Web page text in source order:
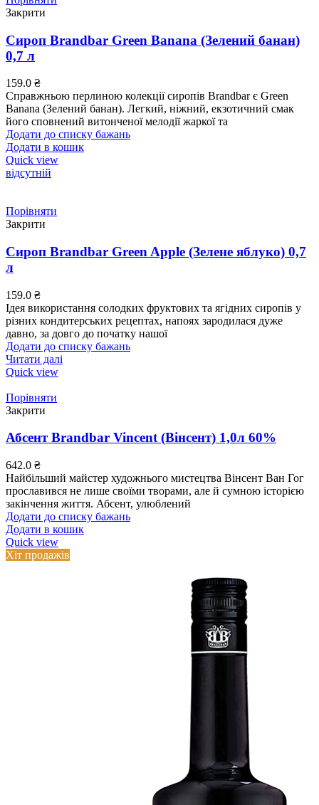
Закрити
Сироп Brandbar Green Banana (Зелений банан)
0,7 л
159.0 ₴
Справжньою перлиною колекції сиропів Brandbar є Green
Banana (Зелений банан). Легкий, ніжний, екзотичний смак
його сповнений витонченої мелодії жаркої та
Додати до списку бажань
Додати в кошик
Quick view
відсутній
Порівняти
Закрити
Сироп Brandbar Green Apple (Зелене яблуко) 0,7
л
159.0 ₴
Ідея використання солодких фруктових та ягідних сиропів у
різних кондитерських рецептах, напоях зародилася дуже
давно, за довго до початку нашої
Додати до списку бажань
Читати далі
Quick view
Порівняти
Закрити
Абсент Brandbar Vincent (Вінсент) 1,0л 60%
642.0 ₴
Найбільший майстер художнього мистецтва Вінсент Ван Гог
прославився не лише своїми творами, але й сумною історією
закінчення життя. Абсент, улюблений
Додати до списку бажань
Додати в кошик
Quick view
Хіт продажів